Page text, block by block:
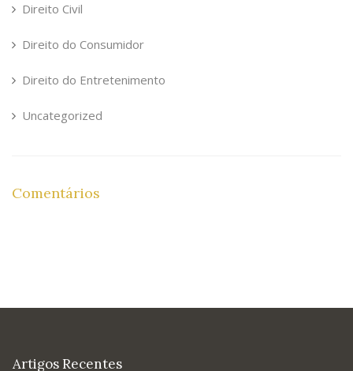
Direito Civil
Direito do Consumidor
Direito do Entretenimento
Uncategorized
Comentários
Artigos Recentes